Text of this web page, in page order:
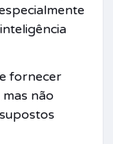
fornecer
não